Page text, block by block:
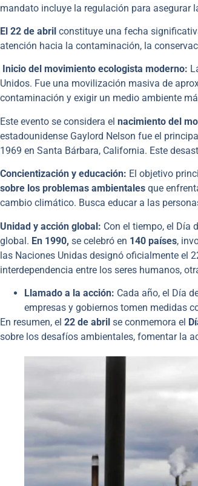
mandato incluye la regulación para asegurar
El 22 de abril constituye una fecha
atención hacia la contaminación, la
Inicio del movimiento ecologista moderno:
Unidos. Fue una movilización masiva de
contaminación y exigir un medio ambiente
Este evento se considera el nacimiento del
estadounidense Gaylord Nelson fue el
1969 en Santa Bárbara, California. Este
Concientización y educación: El objetivo
sobre los problemas ambientales que
cambio climático. Busca educar a las
Unidad y acción global: Con el tiempo, el Día
global. En 1990, se celebró en 140 países,
las Naciones Unidas designó oficialmente el
interdependencia entre los seres humanos,
Llamado a la acción: Cada año, el Día
empresas y gobiernos tomen medidas
En resumen, el 22 de abril se conmemora el
sobre los desafíos ambientales, fomentar la